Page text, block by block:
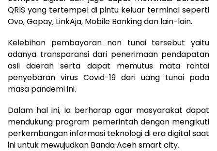
QRIS yang tertempel di pintu keluar terminal seperti
Ovo, Gopay, LinkAja, Mobile Banking dan lain-lain.
Kelebihan pembayaran non tunai tersebut yaitu
adanya transparansi dari penerimaan pendapatan
asli daerah serta dapat memutus mata rantai
penyebaran virus Covid-19 dari uang tunai pada
masa pandemi ini.
Dalam hal ini, Ia berharap agar masyarakat dapat
mendukung program pemerintah dengan mengikuti
perkembangan informasi teknologi di era digital saat
ini untuk mewujudkan Banda Aceh smart city.